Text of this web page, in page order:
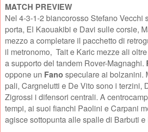
MATCH PREVIEW
Nel 4-3-1-2 biancorosso Stefano Vecchi
porta, El Kaouakibi e Davi sulle corsie,
mezzo a completare il pacchetto di
il metronomo, Tait e Karic mezze ali
a supporto del tandem Rover-Magnaghi.
oppone un Fano speculare ai bolzanini.
pali, Cargnelutti e De Vito sono i terzini,
Zigrossi i difensori centrali. A
tempi, ai suoi fianchi Paolini e Carpani
agisce sottopunta alle spalle di Barbuti e